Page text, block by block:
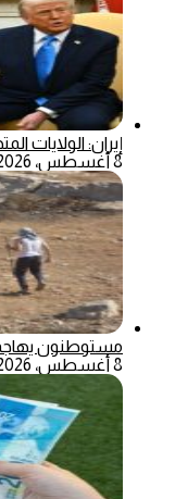
إيران: الولايات
8 أغسطس، 2026
مستوطنون
8 أغسطس، 2026